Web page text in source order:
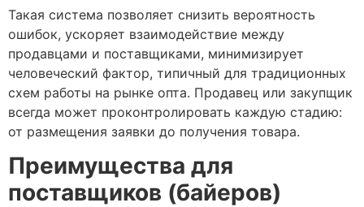
Такая система позволяет снизить вероятность
ошибок, ускоряет взаимодействие между
продавцами и поставщиками, минимизирует
человеческий фактор, типичный для традиционных
схем работы на рынке опта. Продавец или закупщик
всегда может проконтролировать каждую стадию:
от размещения заявки до получения товара.
Преимущества для
поставщиков (байеров)